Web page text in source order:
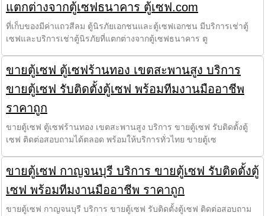
แตกต่างจากตู้เซฟธนาคาร ตู้เซฟ.com
ที่เก็บของมีค่าแถวสีลม ตู้นิรภัยเอกชนและตู้เซฟเอกชน มีบริการเช่าตู้
เซฟและบริการเช่าตู้นิรภัยที่แตกต่างจากตู้เซฟธนาคาร ตู
ขายตู้เซฟ ตู้เซฟร้านทอง เขตสะพานสูง บริการ
ขายตู้เซฟ รับติดตั้งตู้เซฟ พร้อมทีมงานมืออาชีพ
ราคาถูก
ขายตู้เซฟ ตู้เซฟร้านทอง เขตสะพานสูง บริการ ขายตู้เซฟ รับติดตั้งตู้
เซฟ ติดต่อสอบถามได้ตลอด พร้อมให้บริการทั่วไทย ขายตู้เซ
ขายตู้เซฟ กาญจนบุรี บริการ ขายตู้เซฟ รับติดตั้งตู้
เซฟ พร้อมทีมงานมืออาชีพ ราคาถูก
ขายตู้เซฟ กาญจนบุรี บริการ ขายตู้เซฟ รับติดตั้งตู้เซฟ ติดต่อสอบถาม